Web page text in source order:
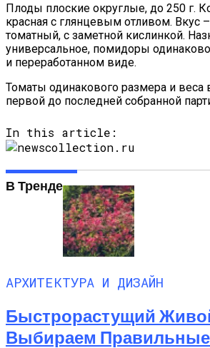
Плоды плоские округлые, до 250 г.
красная с глянцевым отливом.
томатный, с заметной кислинкой.
универсальное, помидоры
и переработанном виде.
Томаты одинакового размера и веса
первой до последней собранной
In this article:
В Тренде
АРХИТЕКТУРА И ДИЗАЙН
Быстрорастущий
Выбираем Правильные